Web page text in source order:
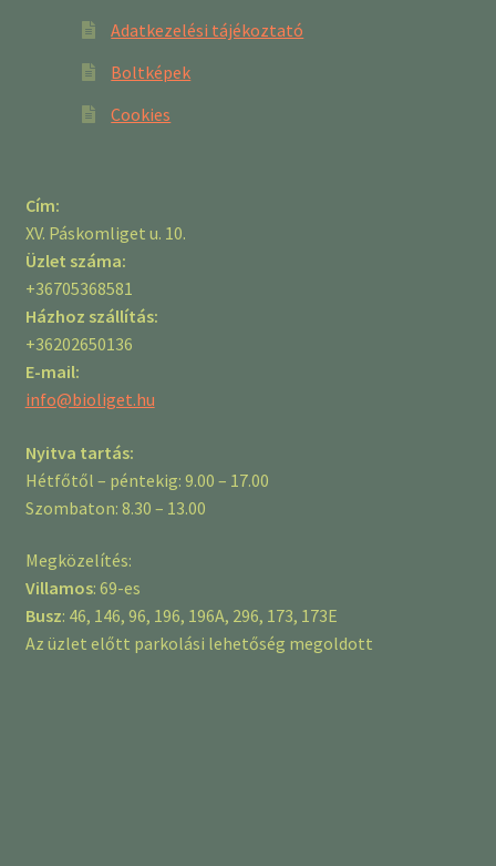
Adatkezelési tájékoztató
Boltképek
Cookies
Cím:
XV. Páskomliget u. 10.
Üzlet száma:
+36705368581
Házhoz szállítás:
+36202650136
E-mail:
info@bioliget.hu
Nyitva tartás:
Hétfőtől – péntekig: 9.00 – 17.00
Szombaton: 8.30 – 13.00
Megközelítés:
Villamos: 69-es
Busz: 46, 146, 96, 196, 196A, 296, 173, 173E
Az üzlet előtt parkolási lehetőség megoldott